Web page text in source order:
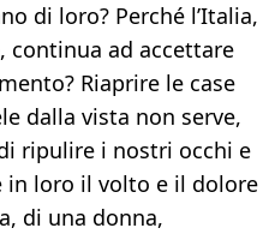
di loro? Perché l’Italia,
continua ad accettare
Riaprire le case
dalla vista non serve,
ripulire i nostri occhi e
in loro il volto e il dolore
di una donna,